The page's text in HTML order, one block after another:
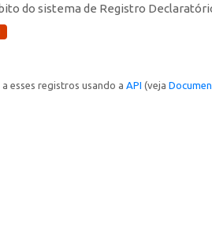
do sistema de Registro
esses registros usando a API (veja